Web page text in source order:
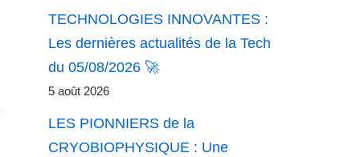
TECHNOLOGIES INNOVANTES :
Les dernières actualités de la Tech
du 05/08/2026 🚀
5 août 2026
LES PIONNIERS de la
CRYOBIOPHYSIQUE : Une